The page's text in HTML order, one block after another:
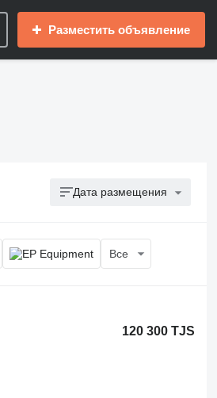
Разместить объявление
Дата размещения
Все
120 300 TJS